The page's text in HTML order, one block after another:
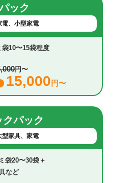
ック
電、小型家電
袋10〜15袋程度
円〜
15,000 円〜
パック
型家具、家電
袋20〜30袋＋
など